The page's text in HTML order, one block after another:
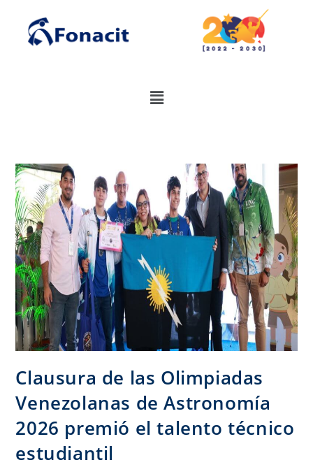
Clausura de las Olimpiadas
Venezolanas de Astronomía
2026 premió el talento técnico
estudiantil